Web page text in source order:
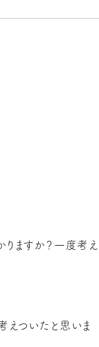
りますか？一度考え
えついたと思いま